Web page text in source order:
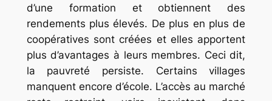
d’une formation et obtiennent des
rendements plus élevés. De plus en plus de
coopératives sont créées et elles apportent
plus d’avantages à leurs membres. Ceci dit,
la pauvreté persiste. Certains villages
manquent encore d’école. L’accès au marché